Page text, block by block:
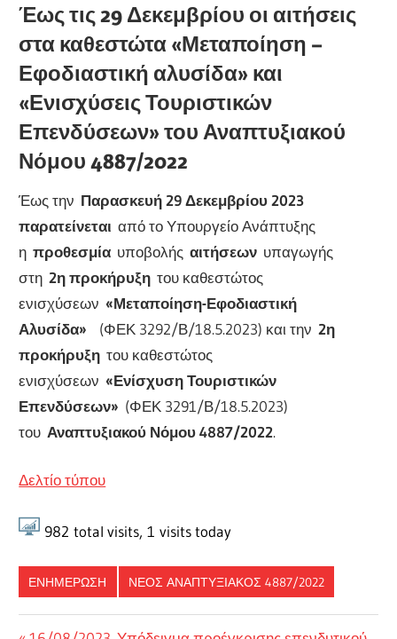
Έως τις 29 Δεκεμβρίου οι αιτήσεις
στα καθεστώτα «Μεταποίηση –
Εφοδιαστική αλυσίδα» και
«Ενισχύσεις Τουριστικών
Επενδύσεων» του Αναπτυξιακού
Νόμου 4887/2022
Έως την Παρασκευή 29 Δεκεμβρίου 2023
παρατείνεταιαπό το Υπουργείο Ανάπτυξης
ηπροθεσμία υποβολήςαιτήσεων υπαγωγής
στη2η προκήρυξη του καθεστώτος
ενισχύσεων «Μεταποίηση-Εφοδιαστική
Αλυσίδα»
(ΦΕΚ 3292/Β/18.5.2023) και την2η
προκήρυξητου καθεστώτος
ενισχύσεων «Ενίσχυση Τουριστικών
Επενδύσεων» (ΦΕΚ 3291/Β/18.5.2023)
του Αναπτυξιακού Νόμου 4887/2022.
Δελτίο τύπου
982 total visits, 1 visits today
ΕΝΗΜΕΡΩΣΗ ΝΈΟΣ ΑΝΑΠΤΥΞΙΑΚΌΣ 4887/2022